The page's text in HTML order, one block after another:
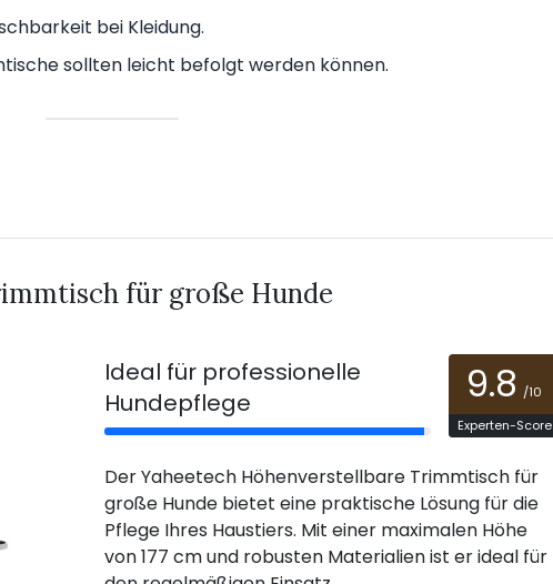
bei Kleidung.
sollten leicht befolgt werden können.
für große Hunde
Ideal für professionelle
Hundepflege
9.8 /10
Experten-Score
Der Yaheetech Höhenverstellbare Trimmtisch für
große Hunde bietet eine praktische Lösung für die
Pflege Ihres Haustiers. Mit einer maximalen Höhe
von 177 cm und robusten Materialien ist er ideal für